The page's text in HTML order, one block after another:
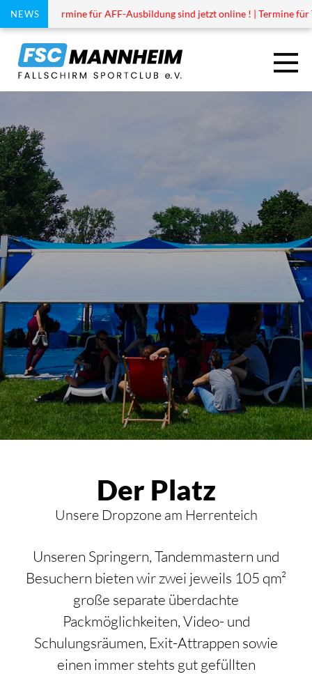
NEWSfür AFF-Ausbildung sind jetzt online ! | Termine für Tandem
TANDEM
AUSBILDUNG
DROPZONE
DER PLATZ
VEREIN
SPRUNGPLAN 2026
Der Platz
Unsere Dropzone am Herrenteich
Unseren Springern, Tandemmastern und
Besuchern bieten wir zwei jeweils 105 qm²
große separate überdachte
Packmöglichkeiten, Video- und
Schulungsräumen, Exit-Attrappen sowie
einen immer stehts gut gefüllten